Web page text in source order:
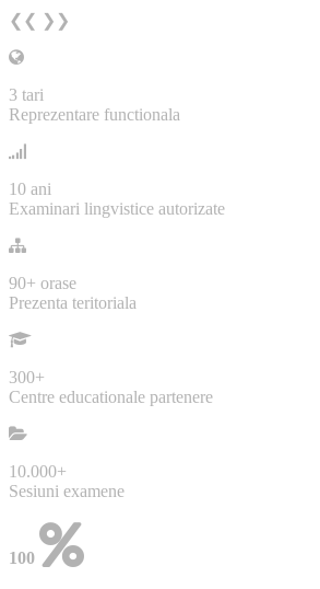
❮❮ ❯❯
3 tari
Reprezentare functionala
10 ani
Examinari lingvistice autorizate
90+ orase
Prezenta teritoriala
300+
Centre educationale partenere
10.000+
Sesiuni examene
100